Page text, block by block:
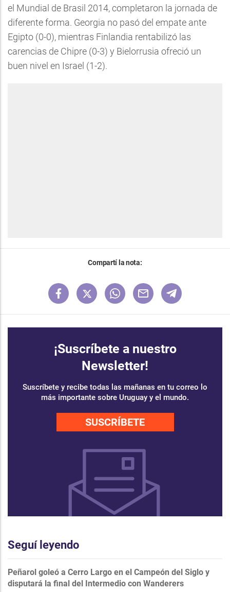
el Mundial de Brasil 2014, completaron la jornada de
diferente forma. Georgia no pasó del empate ante
Egipto (0-0), mientras Finlandia rentabilizó las
carencias de Chipre (0-3) y Bielorrusia ofreció un
buen nivel en Israel (1-2).
Compartí la nota:
¡Suscríbete a nuestro
Newsletter!
Suscríbete y recibe todas las mañanas en tu correo lo
más importante sobre Uruguay y el mundo.
SUSCRÍBETE
Seguí leyendo
Peñarol goleó a Cerro Largo en el Campeón del Siglo y
disputará la final del Intermedio con Wanderers